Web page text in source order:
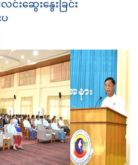
းဆွေးနွေးခြင်း